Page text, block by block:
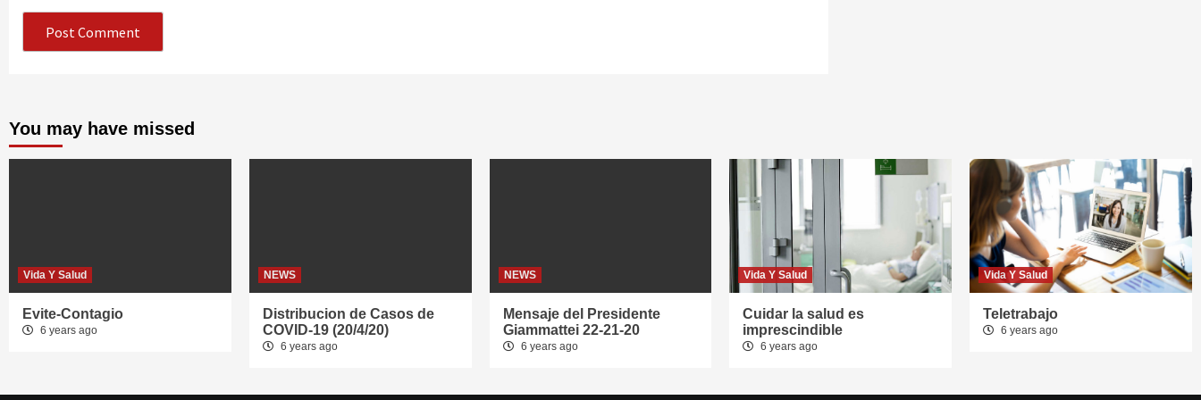
You may have missed
Vida Y Salud
Evite-Contagio
6 years ago
NEWS
Distribucion de Casos de
COVID-19 (20/4/20)
6 years ago
NEWS
Mensaje del Presidente
Giammattei 22-21-20
6 years ago
Vida Y Salud
Cuidar la salud es
imprescindible
6 years ago
Vida Y Salud
Teletrabajo
6 years ago